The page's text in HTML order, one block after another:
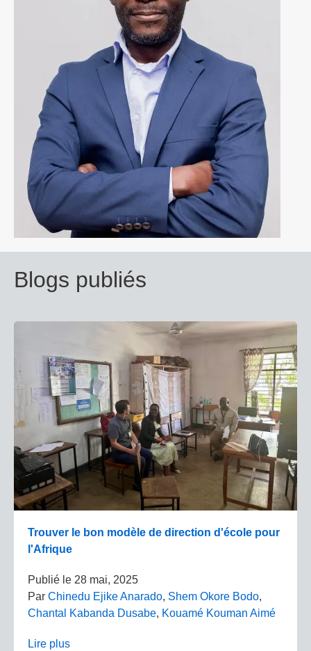
Blogs publiés
Trouver le bon modèle de direction d'école pour
l'Afrique
Publié le 28 mai, 2025
Par Chinedu Ejike Anarado, Shem Okore Bodo,
Chantal Kabanda Dusabe, Kouamé Kouman Aimé
Lire plus